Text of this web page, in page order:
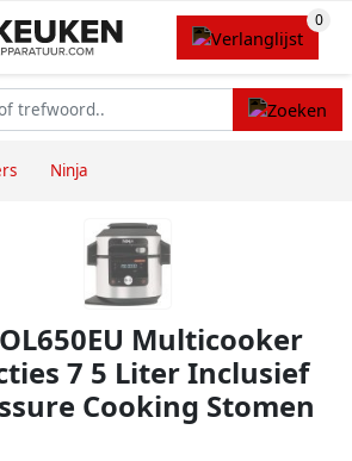
Ninja
Multicooker
7 5 Liter Inclusief
Cooking Stomen